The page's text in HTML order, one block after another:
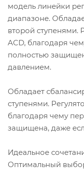
модель линейки
диапазоне.
второй ступенями.
ACD, благодаря
полностью
давлением.
Обладает
ступенями.
благодаря чему
защищена, даже
Идеальное
Оптимальный